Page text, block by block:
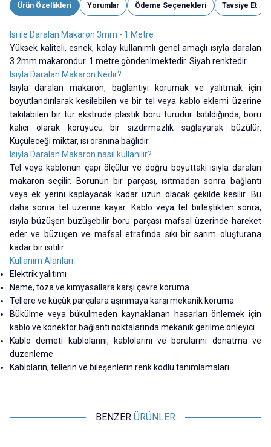
Ürün Özellikleri Yorumlar Ödeme Seçenekleri Tavsiye Et
Isı ile Daralan Makaron 3mm - 1 Metre
Yüksek kaliteli, esnek, kolay kullanımlı genel amaçlı ısıyla daralan
3.2mm makarondur. 1 metre gönderilmektedir. Siyah renktedir.
Isıyla Daralan Makaron Nedir?
Isıyla daralan makaron, bağlantıyı korumak ve yalıtmak için
boyutlandırılarak kesilebilen ve bir tel veya kablo eklemi üzerine
takılabilen bir tür ekstrüde plastik boru türüdür. Isıtıldığında, boru
kalıcı olarak koruyucu bir sızdırmazlık sağlayarak büzülür.
Küçüleceği miktar, ısı oranına bağlıdır.
Isıyla Daralan Makaron nasıl kullanılır?
Tel veya kablonun çapı ölçülür ve doğru boyuttaki ısıyla daralan
makaron seçilir. Borunun bir parçası, ısıtmadan sonra bağlantı
veya ek yerini kaplayacak kadar uzun olacak şekilde kesilir. Bu
daha sonra tel üzerine kayar. Kablo veya tel birleştikten sonra,
ısıyla büzüşen büzüşebilir boru parçası mafsal üzerinde hareket
eder ve büzüşen ve mafsal etrafında sıkı bir sarım oluşturana
kadar bir ısıtılır.
Kullanım Alanları
Elektrik yalıtımı
Neme, toza ve kimyasallara karşı çevre koruma.
Tellere ve küçük parçalara aşınmaya karşı mekanik koruma
Bükülme veya bükülmeden kaynaklanan hasarları önlemek için
kablo ve konektör bağlantı noktalarında mekanik gerilme önleyici
Kablo demeti kablolarını, kablolarını ve borularını donatma ve
düzenleme
Kabloların, tellerin ve bileşenlerin renk kodlu tanımlamaları
BENZER ÜRÜNLER